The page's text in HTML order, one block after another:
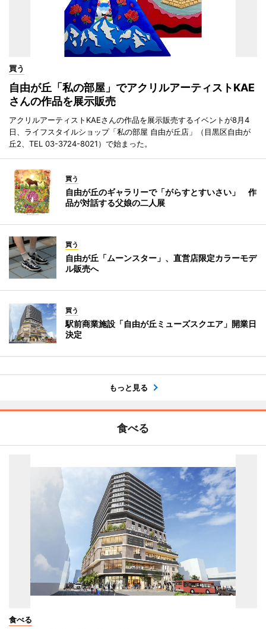
買う
自由が丘「私の部屋」でアクリルアーティストKAE
さんの作品を展示販売
アクリルアーティストKAEさんの作品を展示販売するイベントが8月4
日、ライフスタイルショップ「私の部屋 自由が丘店」（目黒区自由が
丘2、TEL 03-3724-8021）で始まった。
買う
自由が丘のギャラリーで「がらすとすいさい」 作
品が対話する父娘の二人展
買う
自由が丘「ムーンスター」、直営店限定カラーモデ
ル販売へ
買う
駅前商業施設「自由が丘ミューズスクエア」開業日
決定
もっと見る
食べる
食べる